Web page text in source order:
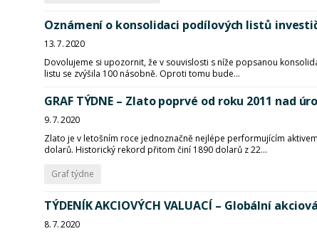
Oznámení o konsolidaci podílových listů
13. 7. 2020
Dovolujeme si upozornit, že v souvislosti s níže popsanou
listu se zvýšila 100 násobně. Oproti tomu bude...
GRAF TÝDNE – Zlato poprvé od roku 2011 nad
9. 7. 2020
Zlato je v letošním roce jednoznačně nejlépe performujícím
dolarů. Historický rekord přitom činí 1890 dolarů z 22...
Graf týdne
TÝDENÍK AKCIOVÝCH VALUACÍ – Globální
8. 7. 2020